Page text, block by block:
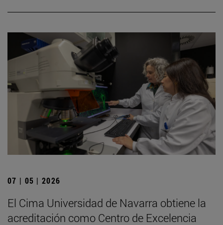
07 | 05 | 2026
El Cima Universidad de Navarra obtiene la
acreditación como Centro de Excelencia